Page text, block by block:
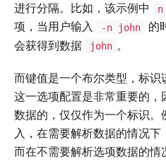
进行分隔。比如，该示例中
n
项，当用户输入
-n john 的
会获得到数据
john 。
而键值是一个布尔类型，标识
这一选项配置是非常重要的
数据的，仅仅作为一个标识。
入，在需要解析数据的情况下
而在不需要解析选项数据的情